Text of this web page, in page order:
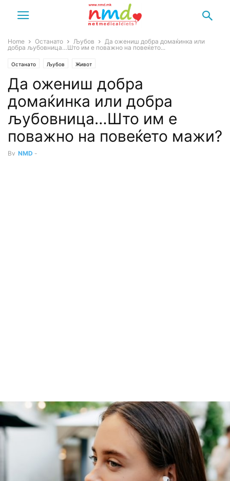
Home Останато Љубов
Да ожениш добра домаќинка или
добра љyбовница…Што им е поважно на повеќето...
Останато Љубов Живот
Да ожениш добра
домаќинка или добра
љyбовница…Што им е
поважно на повеќето мажи?
By NMD -